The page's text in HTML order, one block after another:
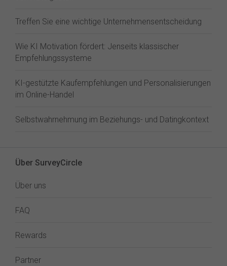
Treffen Sie eine wichtige Unternehmensentscheidung
Wie KI Motivation fördert: Jenseits klassischer
Empfehlungssysteme
KI-gestützte Kaufempfehlungen und Personalisierungen
im Online-Handel
Selbstwahrnehmung im Beziehungs- und Datingkontext
Über SurveyCircle
Über uns
FAQ
Rewards
Partner